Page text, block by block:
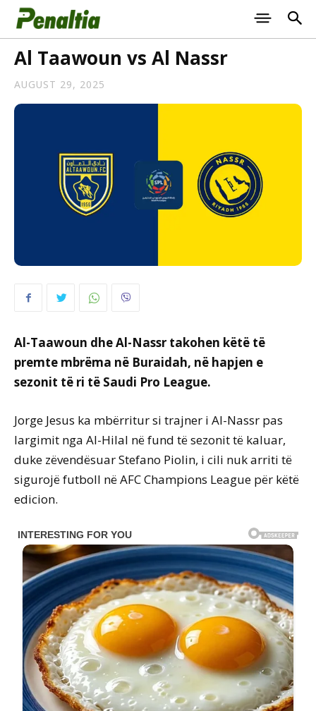
Al Taawoun vs Al Nassr
AUGUST 29, 2025
Al-Taawoun dhe Al-Nassr takohen këtë të
premte mbrëma në Buraidah, në hapjen e
sezonit të ri të Saudi Pro League.
Jorge Jesus ka mbërritur si trajner i Al-Nassr pas
largimit nga Al-Hilal në fund të sezonit të kaluar,
duke zëvendësuar Stefano Piolin, i cili nuk arriti të
sigurojë futboll në AFC Champions League për këtë
edicion.